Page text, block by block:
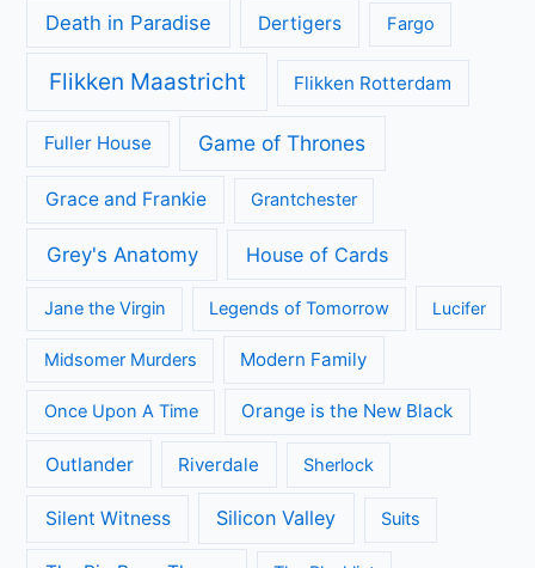
Death in Paradise Dertigers Fargo
Flikken Maastricht Flikken Rotterdam
Fuller House Game of Thrones
Grace and Frankie Grantchester
Grey's Anatomy House of Cards
Jane the Virgin Legends of Tomorrow Lucifer
Midsomer Murders Modern Family
Once Upon A Time Orange is the New Black
Outlander Riverdale Sherlock
Silent Witness Silicon Valley Suits